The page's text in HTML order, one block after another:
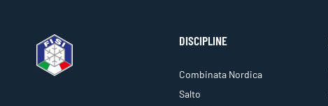
DISCIPLINE
Combinata Nordica
Salto